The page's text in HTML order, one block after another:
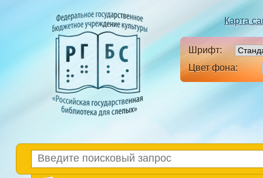
Карта
Шрифт:
Цвет фона: